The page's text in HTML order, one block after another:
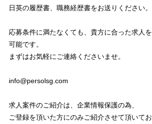
日英の履歴書、職務経歴書をお送りください。
応募条件に満たなくても、貴方に合った求人
可能です。
まずはお気軽にご連絡くださいませ。
info@persolsg.com
求人案件のご紹介は、企業情報保護の為、
ご登録を頂いた方にのみご紹介させて頂いてお